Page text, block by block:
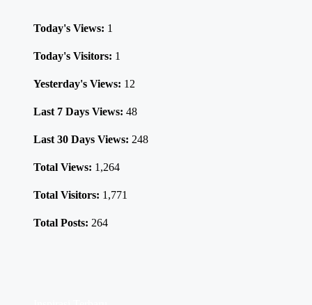
Today's Views: 1
Today's Visitors: 1
Yesterday's Views: 12
Last 7 Days Views: 48
Last 30 Days Views: 248
Total Views: 1,264
Total Visitors: 1,771
Total Posts: 264